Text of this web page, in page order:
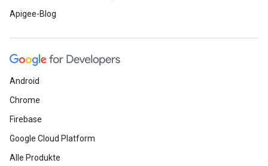
Apigee-Blog
Android
Chrome
Firebase
Google Cloud Platform
Alle Produkte